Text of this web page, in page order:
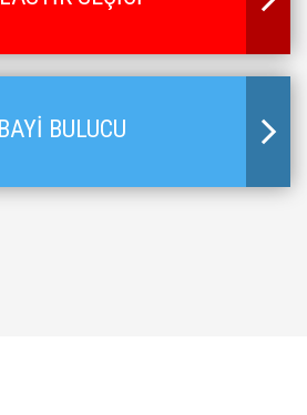
BAYİ BULUCU